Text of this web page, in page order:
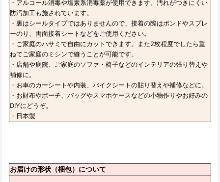
・アルコール消毒や塩素系消毒薬が使用できます。汚れがつきにくい
防汚加工も施されています。
・裏はシールタイプではありませんので、接着の際はボンドやスプレ
ーのり、両面接着シートなどをご使用ください。
・ご家庭のハサミで自由にカットできます。また2枚程度でしたら重
ねてご家庭のミシンで縫うことが可能です。
・店舗や病院、ご家庭のソファ・椅子などのインテリアの張り替えや
補修に。
・お車のカーシートや内装、バイクシートの貼り替えや補修などに。
・お財布やポーチ、バッグやスマホケースなどの小物作りやお好みの
DIYにどうぞ。
・日本製
お届けの形状（梱包）について